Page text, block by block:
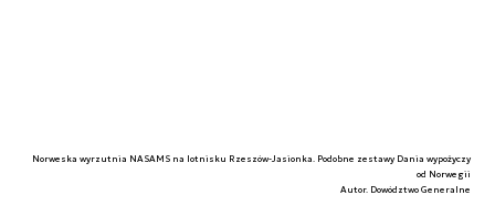
Norweska wyrzutnia NASAMS na lotnisku Rzeszów-Jasionka. Podobne zestawy Dania wypożyczy
od Norwegii
Autor. Dowództwo Generalne